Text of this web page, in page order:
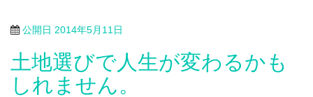
公開日 2014年5月11日
土地選びで人生が変わるかも
しれません。